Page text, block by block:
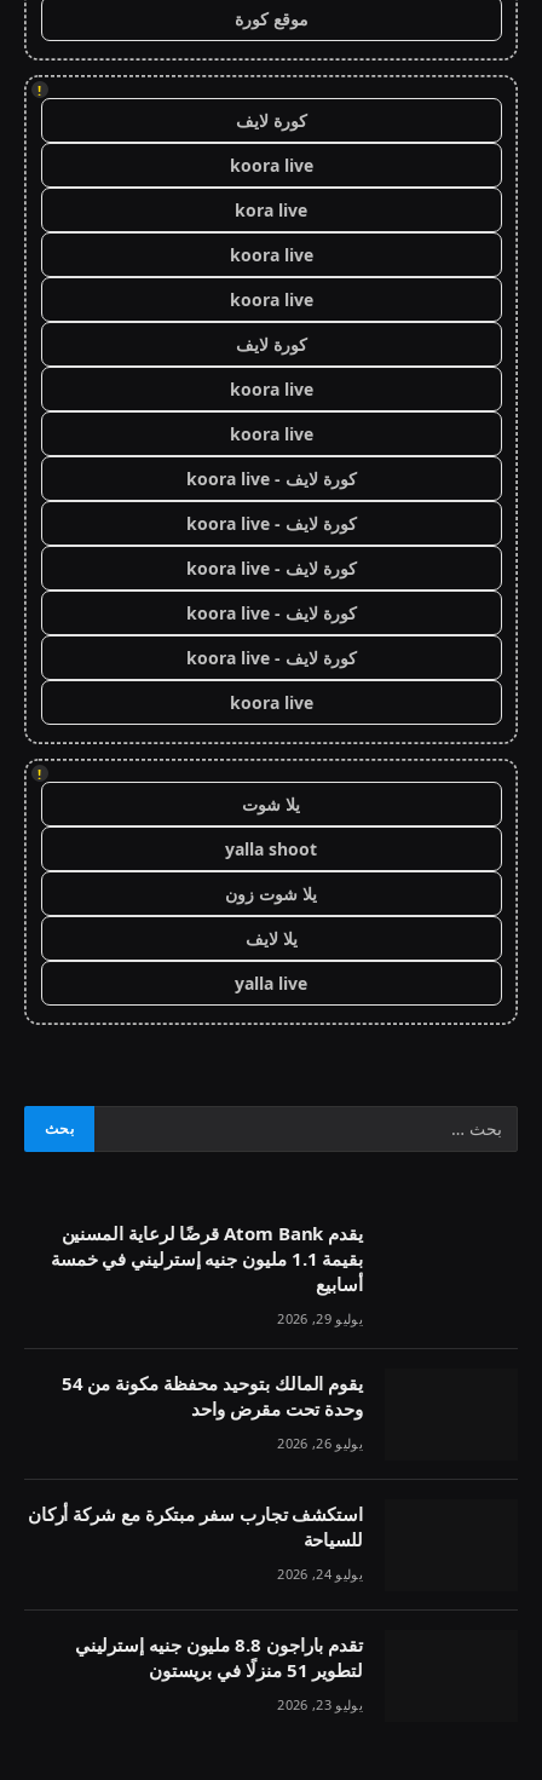
موقع كورة
!
كورة لايف
koora live
kora live
koora live
koora live
كورة لايف
koora live
koora live
كورة لايف - koora live
كورة لايف - koora live
كورة لايف - koora live
كورة لايف - koora live
كورة لايف - koora live
koora live
!
يلا شوت
yalla shoot
يلا شوت زون
يلا لايف
yalla live
يقدم Atom Bank قرضًا لرعاية المسنين
بقيمة 1.1 مليون جنيه إسترليني في خمسة
أسابيع
يوليو 29, 2026
يقوم المالك بتوحيد محفظة مكونة من 54
وحدة تحت مقرض واحد
يوليو 26, 2026
استكشف تجارب سفر مبتكرة مع شركة أركان
للسياحة
يوليو 24, 2026
تقدم باراجون 8.8 مليون جنيه إسترليني
لتطوير 51 منزلًا في بريستون
يوليو 23, 2026